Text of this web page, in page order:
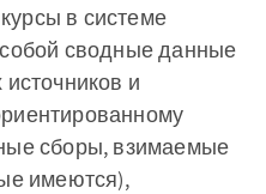
в системе
сводные данные
и
сборы, взимаемые
имеются),